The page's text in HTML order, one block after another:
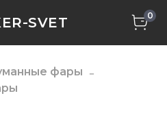
SVET 0
фары